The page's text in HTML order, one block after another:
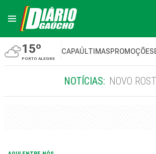
15º
PORTO ALEGRE
CAPAÚLTIMASPROMOÇÕES
NOTÍCIAS: NOVO